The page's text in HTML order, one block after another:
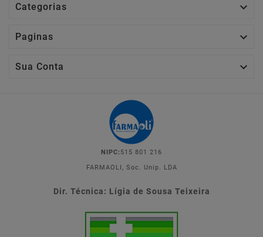
Categorias 
Paginas 
Sua Conta 
NIPC: 515 801 216
FARMAOLI, Soc. Unip. LDA
Dir. Técnica: Lígia de Sousa Teixeira